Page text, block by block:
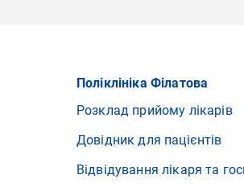
Поліклініка Філатова
Розклад прийому лікарів
Довідник для пацієнтів
Відвідування лікаря та